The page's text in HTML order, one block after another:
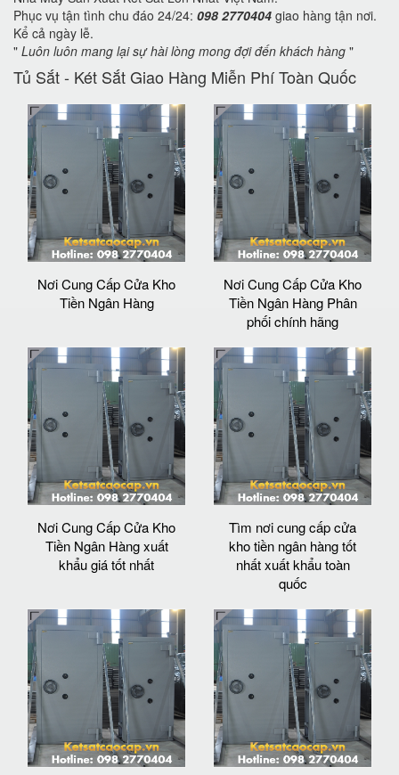
Phục vụ tận tình chu đáo 24/24: 098 2770404 giao hàng tận nơi.
Kể cả ngày lễ.
" Luôn luôn mang lại sự hài lòng mong đợi đến khách hàng "
Tủ Sắt - Két Sắt Giao Hàng Miễn Phí Toàn Quốc
Nơi Cung Cấp Cửa Kho
Tiền Ngân Hàng
Nơi Cung Cấp Cửa Kho
Tiền Ngân Hàng Phân
phối chính hãng
Nơi Cung Cấp Cửa Kho
Tiền Ngân Hàng xuất
khẩu giá tốt nhất
Tìm nơi cung cấp cửa
kho tiền ngân hàng tốt
nhất xuất khẩu toàn
quốc